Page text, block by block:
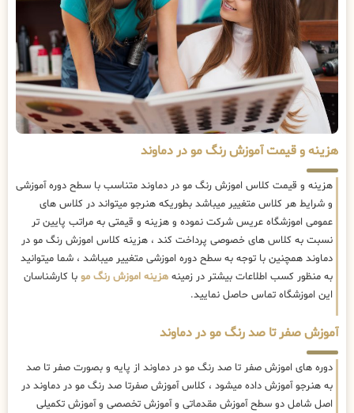
هزینه و قیمت آموزش رنگ مو در دماوند
هزینه و قیمت کلاس اموزش رنگ مو در دماوند متناسب با سطح دوره آموزشی
و شرایط هر کلاس متغییر میباشد بطوریکه هنرجو میتواند در کلاس های
عمومی اموزشگاه عریس شرکت نموده و هزینه و قیمتی به مراتب پایین تر
نسبت به کلاس های خصوصی پرداخت کند ، هزینه کلاس اموزش رنگ مو در
دماوند همچنین با توجه به سطح دوره اموزشی متغییر میباشد ، شما میتوانید
به منظور کسب اطلاعات بیشتر در زمینه هزینه اموزش رنگ مو با کارشناسان
این اموزشگاه تماس حاصل نمایید.
آموزش صفر تا صد رنگ مو در دماوند
دوره های اموزش صفر تا صد رنگ مو در دماوند از پایه و بصورت صفر تا صد
به هنرجو آموزش داده میشود ، کلاس آموزش صفرتا صد رنگ مو در دماوند در
اصل شامل دو سطح آموزش مقدماتی و آموزش تخصصی و آموزش تکمیلی